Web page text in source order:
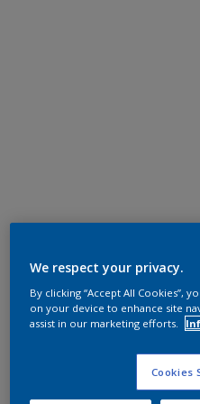
We respect your privacy.
By clicking “Accept All Cookies”,
on your device to enhance site
assist in our marketing efforts.
Cookies